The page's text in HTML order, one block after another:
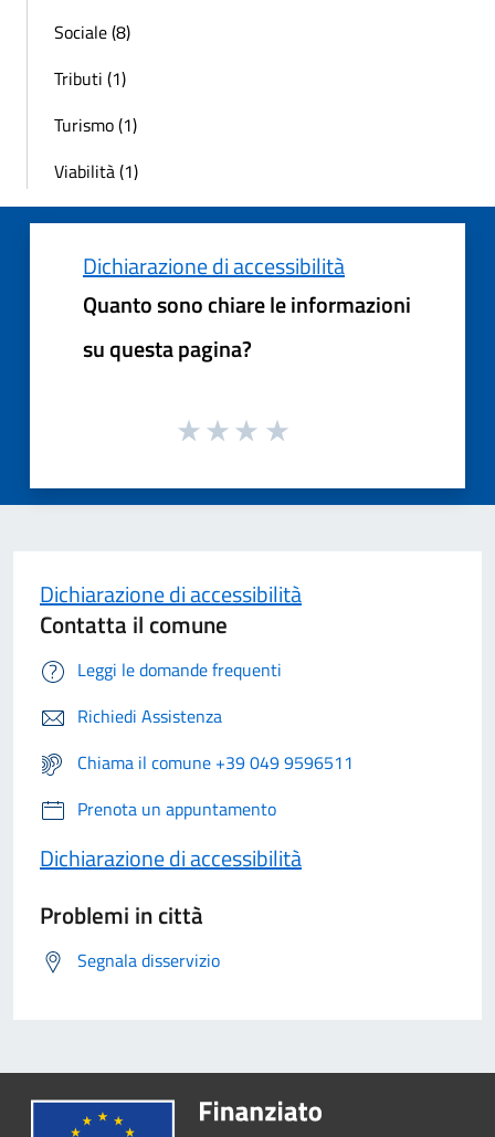
Sociale (8)
Tributi (1)
Turismo (1)
Viabilità (1)
Dichiarazione di accessibilità
Quanto sono chiare le informazioni
su questa pagina?
Dichiarazione di accessibilità
Contatta il comune
Leggi le domande frequenti
Richiedi Assistenza
Chiama il comune +39 049 9596511
Prenota un appuntamento
Dichiarazione di accessibilità
Problemi in città
Segnala disservizio